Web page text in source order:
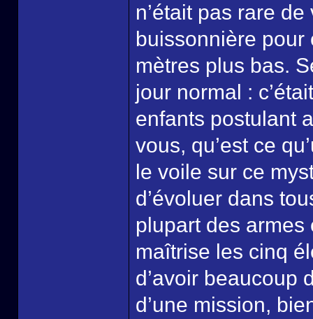
n’était pas rare
buissonnière pour
mètres plus bas.
jour normal :
enfants postulant
vous, qu’est ce
le voile sur ce
d’évoluer dans
plupart des
maîtrise les cinq
d’avoir beaucoup
d’une mission,